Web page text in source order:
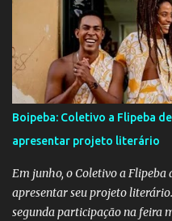
junino tomou conta das
São Francisco, passando por
grande estilo na sede do
deram um verdadeiro show
apresentações marcadas por
típicas, encenações e um forte
mais do que uma atividade
social que une arte, identidade
da equipe da Secretaria de
Boipeba: Coletivo a Flipeba
apresentar projeto literário
Em junho, o Coletivo a
apresentar seu projeto
segunda participação na feira